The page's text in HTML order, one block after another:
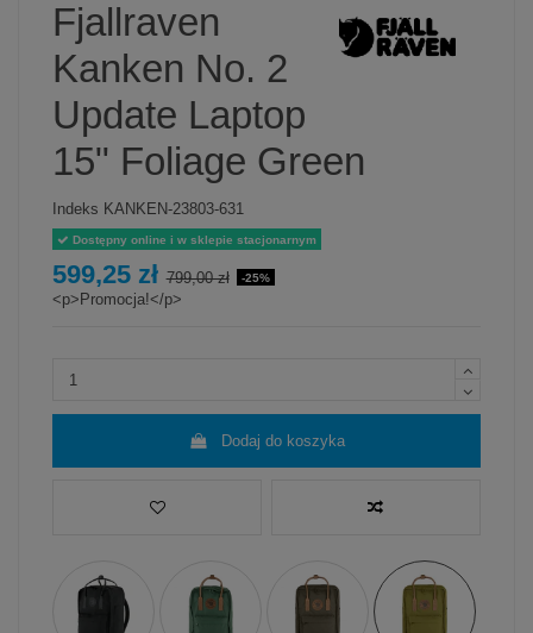
Fjallraven
Kanken No. 2
Update Laptop
15" Foliage Green
Indeks KANKEN-23803-631
Dostępny online i w sklepie stacjonarnym
599,25 zł 799,00 zł -25%
<p>Promocja!</p>
Dodaj do koszyka